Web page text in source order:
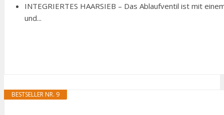
INTEGRIERTES HAARSIEB – Das Ablaufventil ist mit
und...
BESTSELLER NR. 9